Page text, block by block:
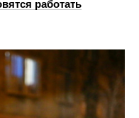
работать